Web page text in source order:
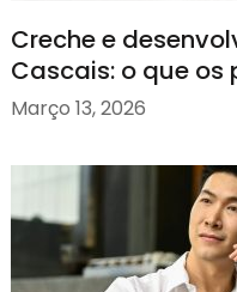
Creche e
Cascais: o que os
Março 13, 2026